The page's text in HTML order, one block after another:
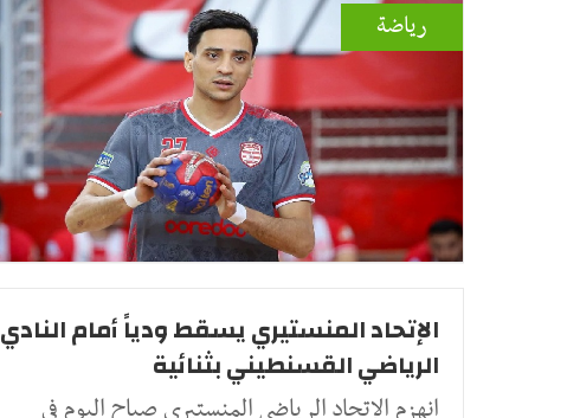
رياضة
الإتحاد المنستيري يسقط ودياً أمام النادي
الرياضي القسنطيني بثنائية
انهزم الإتحاد الرياضي المنستيري صباح اليوم في